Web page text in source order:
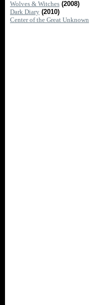
Wolves & Witches (2008)
Dark Diary (2010)
Center of the Great Unknown